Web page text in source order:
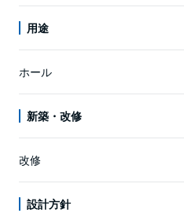
用途
ホール
新築・改修
改修
設計方針